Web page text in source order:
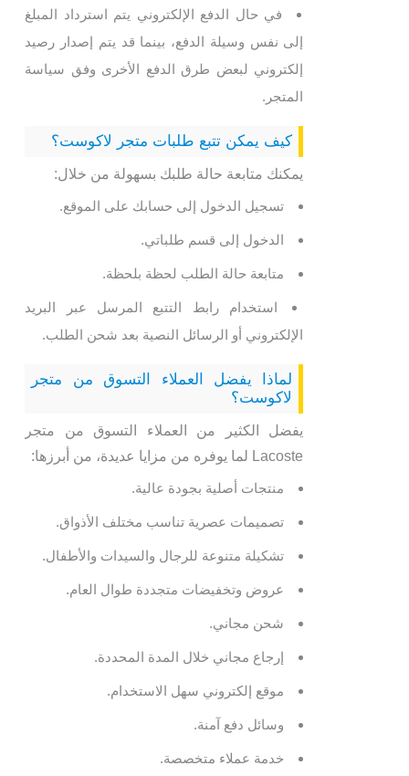
في حال الدفع الإلكتروني يتم استرداد المبلغ
إلى نفس وسيلة الدفع، بينما قد يتم إصدار رصيد
إلكتروني لبعض طرق الدفع الأخرى وفق سياسة
المتجر.
كيف يمكن تتبع طلبات متجر لاكوست؟
يمكنك متابعة حالة طلبك بسهولة من خلال:
تسجيل الدخول إلى حسابك على الموقع.
الدخول إلى قسم طلباتي.
متابعة حالة الطلب لحظة بلحظة.
استخدام رابط التتبع المرسل عبر البريد
الإلكتروني أو الرسائل النصية بعد شحن الطلب.
لماذا يفضل العملاء التسوق من متجر
لاكوست؟
يفضل الكثير من العملاء التسوق من متجر
Lacoste لما يوفره من مزايا عديدة، من أبرزها:
منتجات أصلية بجودة عالية.
تصميمات عصرية تناسب مختلف الأذواق.
تشكيلة متنوعة للرجال والسيدات والأطفال.
عروض وتخفيضات متجددة طوال العام.
شحن مجاني.
إرجاع مجاني خلال المدة المحددة.
موقع إلكتروني سهل الاستخدام.
وسائل دفع آمنة.
خدمة عملاء متخصصة.